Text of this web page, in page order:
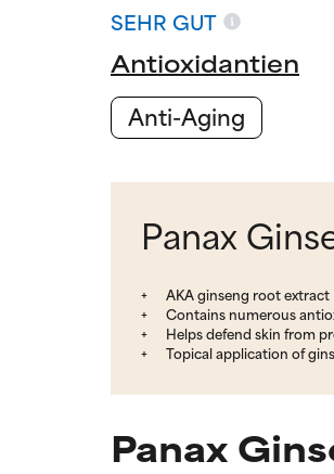
SEHR GUT
Antioxidantien
Anti-Aging
Panax
AKA ginseng root extract
Contains numerous
Helps defend skin from
Topical application of
Panax